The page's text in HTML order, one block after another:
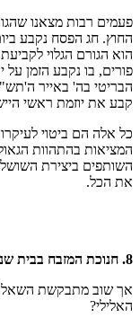
פעמים רבות מצאנו
החוץ. חג הפסח נקבע
הוא הגורם הגלוי
פורים, בו נקבע הזמן על
הבריטי בה' באייר
קבע את יוזמת ראשי
כל אלה הם ביטוי
המציאות בהתהוות
השותפים ביצירת
את הכל.
8. חנוכת המזבח בבית שני [56]
אך שוב מתבקשת השאלה
האלילי?